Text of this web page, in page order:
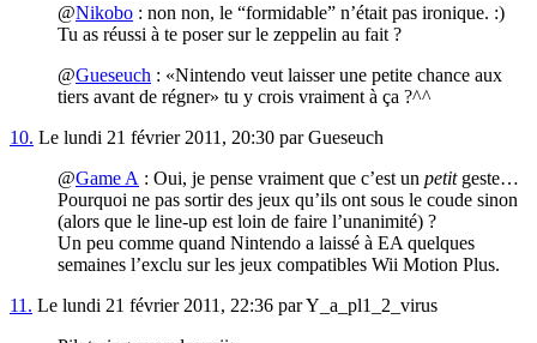
@Nikobo : non non, le “formidable” n’était pas ironique. :)
Tu as réussi à te poser sur le zeppelin au fait ?
@Gueseuch :
Nintendo veut laisser une petite chance aux
tiers avant de régner
tu y crois vraiment à ça ?^^
10. Le lundi 21 février 2011, 20:30 par Gueseuch
@Game A : Oui, je pense vraiment que c’est un petitgeste…
Pourquoi ne pas sortir des jeux qu’ils ont sous le coude sinon
(alors que le line-up est loin de faire l’unanimité) ?
Un peu comme quand Nintendo a laissé à EA quelques
semaines l’exclu sur les jeux compatibles Wii Motion Plus.
11. Le lundi 21 février 2011, 22:36 par Y_a_pl1_2_virus